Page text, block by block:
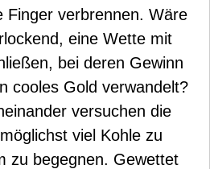
Finger verbrennen. Wäre
eine Wette mit
bei deren Gewinn
cooles Gold verwandelt?
versuchen die
viel Kohle zu
zu begegnen. Gewettet